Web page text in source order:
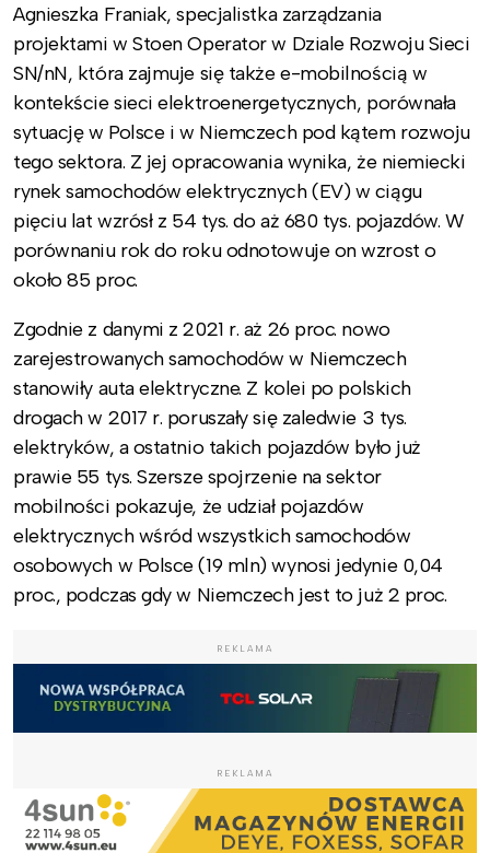
Agnieszka Franiak, specjalistka zarządzania
projektami w Stoen Operator w Dziale Rozwoju Sieci
SN/nN, która zajmuje się także e-mobilnością w
kontekście sieci elektroenergetycznych, porównała
sytuację w Polsce i w Niemczech pod kątem rozwoju
tego sektora. Z jej opracowania wynika, że niemiecki
rynek samochodów elektrycznych (EV) w ciągu
pięciu lat wzrósł z 54 tys. do aż 680 tys. pojazdów. W
porównaniu rok do roku odnotowuje on wzrost o
około 85 proc.
Zgodnie z danymi z 2021 r. aż 26 proc. nowo
zarejestrowanych samochodów w Niemczech
stanowiły auta elektryczne. Z kolei po polskich
drogach w 2017 r. poruszały się zaledwie 3 tys.
elektryków, a ostatnio takich pojazdów było już
prawie 55 tys. Szersze spojrzenie na sektor
mobilności pokazuje, że udział pojazdów
elektrycznych wśród wszystkich samochodów
osobowych w Polsce (19 mln) wynosi jedynie 0,04
proc., podczas gdy w Niemczech jest to już 2 proc.
REKLAMA
REKLAMA